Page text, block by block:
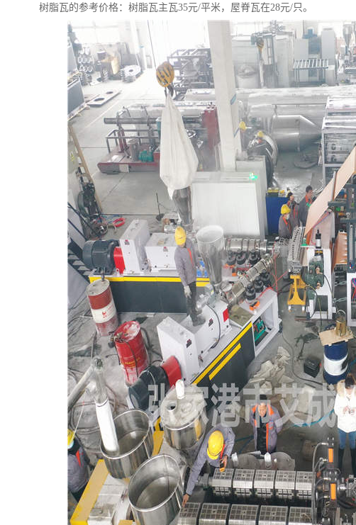
树脂瓦的参考价格：树脂瓦主瓦35元/平米，屋脊瓦在28元/只。